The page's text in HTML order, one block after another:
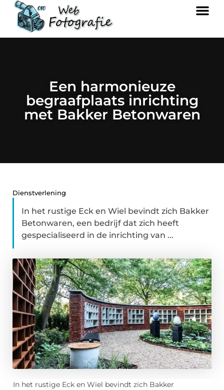
Een harmonieuze
begraafplaats inrichting
met Bakker Betonwaren
Dienstverlening
In het rustige Eck en Wiel bevindt zich Bakker
Betonwaren, een bedrijf dat zich heeft
gespecialiseerd in de inrichting van ...
In het rustige Eck en Wiel bevindt zich Bakker